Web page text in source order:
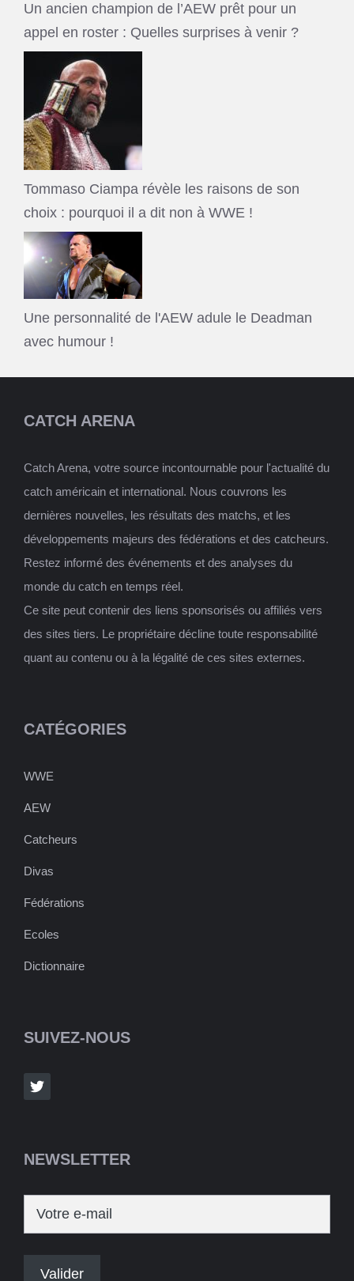
Un ancien champion de l’AEW prêt pour un
appel en roster : Quelles surprises à venir ?
Tommaso Ciampa révèle les raisons de son
choix : pourquoi il a dit non à WWE !
Une personnalité de l'AEW adule le Deadman
avec humour !
CATCH ARENA
Catch Arena, votre source incontournable pour l'actualité du
catch américain et international. Nous couvrons les
dernières nouvelles, les résultats des matchs, et les
développements majeurs des fédérations et des catcheurs.
Restez informé des événements et des analyses du
monde du catch en temps réel.
Ce site peut contenir des liens sponsorisés ou affiliés vers
des sites tiers. Le propriétaire décline toute responsabilité
quant au contenu ou à la légalité de ces sites externes.
CATÉGORIES
WWE
AEW
Catcheurs
Divas
Fédérations
Ecoles
Dictionnaire
SUIVEZ-NOUS
NEWSLETTER